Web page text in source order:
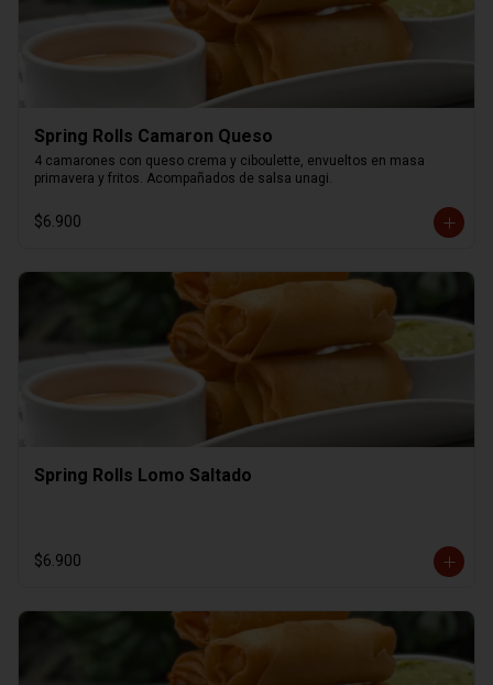
Spring Rolls Camaron Queso
4 camarones con queso crema y ciboulette, envueltos en masa
primavera y fritos. Acompañados de salsa unagi.
$6.900
Spring Rolls Lomo Saltado
$6.900